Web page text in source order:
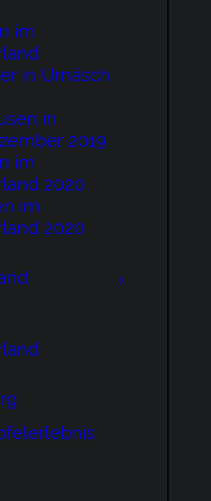
im
in Urnäsch
in
2019
im
2020
im
2020